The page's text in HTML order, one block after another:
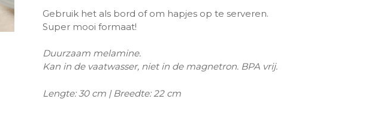
Gebruik het als bord of om hapjes op te serveren.
Super mooi formaat!
Duurzaam melamine.
Kan in de vaatwasser, niet in de magnetron. BPA vrij.
Lengte: 30 cm | Breedte: 22 cm